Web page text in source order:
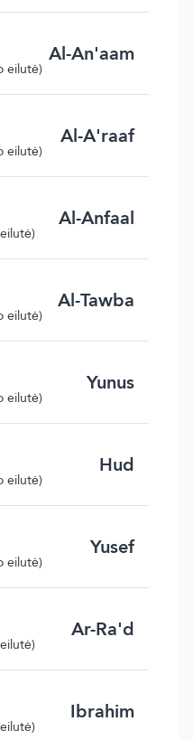
eilutė) Al-An'aam
eilutė) Al-A'raaf
Al-Anfaal
eilutė) Al-Tawba
eilutė) Yunus
eilutė) Hud
eilutė) Yusef
Ar-Ra'd
Ibrahim